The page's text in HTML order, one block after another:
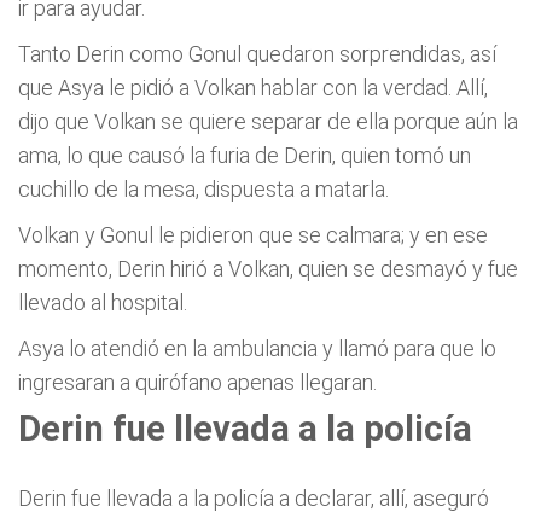
ir para ayudar.
Tanto Derin como Gonul quedaron sorprendidas, así
que Asya le pidió a Volkan hablar con la verdad. Allí,
dijo que Volkan se quiere separar de ella porque aún la
ama, lo que causó la furia de Derin, quien tomó un
cuchillo de la mesa, dispuesta a matarla.
Volkan y Gonul le pidieron que se calmara; y en ese
momento, Derin hirió a Volkan, quien se desmayó y fue
llevado al hospital.
Asya lo atendió en la ambulancia y llamó para que lo
ingresaran a quirófano apenas llegaran.
Derin fue llevada a la policía
Derin fue llevada a la policía a declarar, allí, aseguró